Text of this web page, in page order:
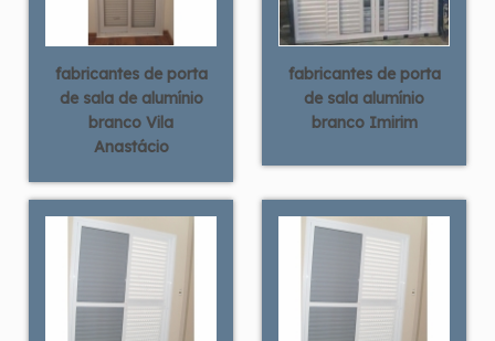
fabricantes de porta
de sala de alumínio
branco Vila
Anastácio
fabricantes de porta
de sala alumínio
branco Imirim